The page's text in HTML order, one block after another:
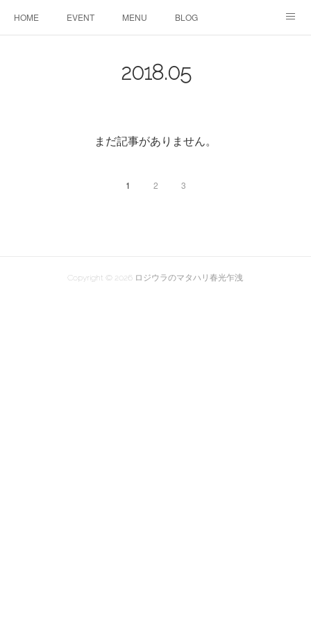
HOME EVENT MENU BLOG
2018.05
まだ記事がありません。
1 2 3
Copyright © 2026 ロジウラのマタハリ春光乍洩.